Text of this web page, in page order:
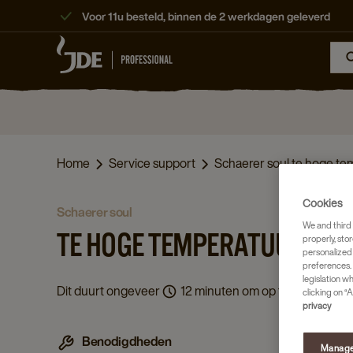
Voor 11u besteld, binnen de 2 werkdagen geleverd
Home Service support Schaerer soul te hoge
schaerer soul
TE HOGE TEMPERATUUR
Dit duurt ongeveer 12 minuten om op te lossen.
Benodigdheden
Cookies
We and
properly,
legislation
clicking on
privacy